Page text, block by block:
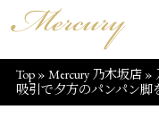
Top» Mercury 乃木坂店»
吸引で夕方のパンパン脚